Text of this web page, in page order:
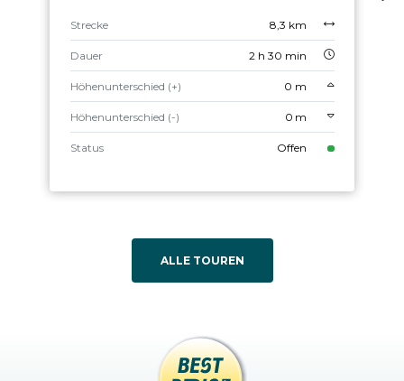
Strecke 8,3 km
Dauer 2 h 30 min
Höhenunterschied (+) 0 m
Höhenunterschied (-) 0 m
Status Offen
ALLE TOUREN